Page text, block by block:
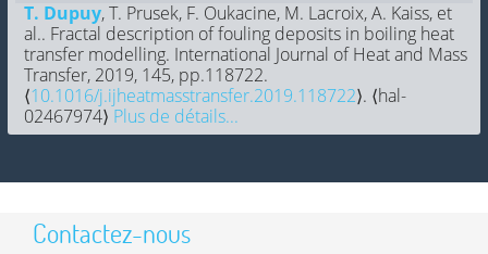
T. Dupuy, T. Prusek, F. Oukacine, M. Lacroix, A. Kaiss, et
al.. Fractal description of fouling deposits in boiling heat
transfer modelling. International Journal of Heat and Mass
Transfer, 2019, 145, pp.118722.
⟨10.1016/j.ijheatmasstransfer.2019.118722⟩. ⟨hal-
02467974⟩ Plus de détails...
Contactez-nous